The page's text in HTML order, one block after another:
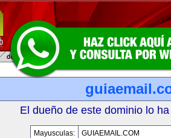
El dueño de este dominio lo
Mayusculas:
GUIAEMAIL.COM